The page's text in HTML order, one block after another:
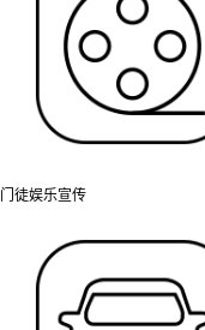
门徒娱乐宣传